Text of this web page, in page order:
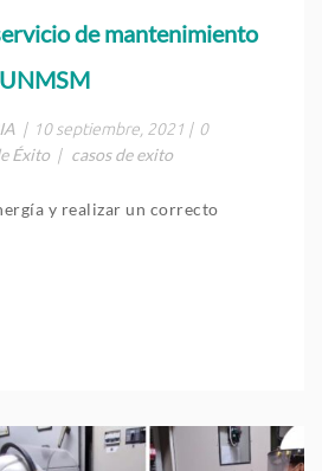
de mantenimiento
| 10 septiembre, 2021 | 0
Éxito | casos de exito
y realizar un correcto